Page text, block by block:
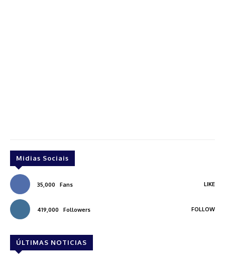
Midias Sociais
35,000 Fans LIKE
419,000 Followers FOLLOW
ÚLTIMAS NOTICIAS